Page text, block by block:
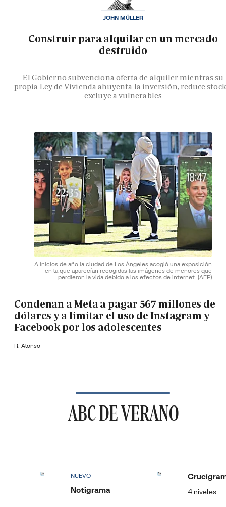
Construir para alquilar en un mercado
destruido
El Gobierno subvenciona oferta de alquiler mientras su
propia Ley de Vivienda ahuyenta la inversión, reduce
excluye a vulnerables
JOHN MÜLLER
A inicios de año la ciudad de Los Ángeles acogió una exposición
en la que aparecían recogidas las imágenes de menores que
perdieron la vida debido a los efectos de internet. (AFP)
Condenan a Meta a pagar 567 millones de
dólares y a limitar el uso de Instagram y
Facebook por los adolescentes
R. Alonso
ABC DE VERANO
NUEVO
Notigrama 4 niveles